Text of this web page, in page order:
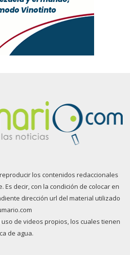
los contenidos redaccionales
Es decir, con la condición de colocar en
dirección url del material utilizado
de videos propios, los cuales tienen
de agua.